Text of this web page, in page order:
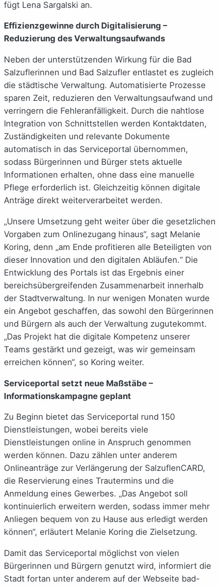
fügt Lena Sargalski an.
Effizienzgewinne durch Digitalisierung –
Reduzierung des Verwaltungsaufwands
Neben der unterstützenden Wirkung für die Bad
Salzuflerinnen und Bad Salzufler entlastet es zugleich
die städtische Verwaltung. Automatisierte Prozesse
sparen Zeit, reduzieren den Verwaltungsaufwand und
verringern die Fehleranfälligkeit. Durch die nahtlose
Integration von Schnittstellen werden Kontaktdaten,
Zuständigkeiten und relevante Dokumente
automatisch in das Serviceportal übernommen,
sodass Bürgerinnen und Bürger stets aktuelle
Informationen erhalten, ohne dass eine manuelle
Pflege erforderlich ist. Gleichzeitig können digitale
Anträge direkt weiterverarbeitet werden.
„Unsere Umsetzung geht weiter über die gesetzlichen
Vorgaben zum Onlinezugang hinaus“, sagt Melanie
Koring, denn „am Ende profitieren alle Beteiligten von
dieser Innovation und den digitalen Abläufen.“ Die
Entwicklung des Portals ist das Ergebnis einer
bereichsübergreifenden Zusammenarbeit innerhalb
der Stadtverwaltung. In nur wenigen Monaten wurde
ein Angebot geschaffen, das sowohl den Bürgerinnen
und Bürgern als auch der Verwaltung zugutekommt.
„Das Projekt hat die digitale Kompetenz unserer
Teams gestärkt und gezeigt, was wir gemeinsam
erreichen können“, so Koring weiter.
Serviceportal setzt neue Maßstäbe –
Informationskampagne geplant
Zu Beginn bietet das Serviceportal rund 150
Dienstleistungen, wobei bereits viele
Dienstleistungen online in Anspruch genommen
werden können. Dazu zählen unter anderem
Onlineanträge zur Verlängerung der SalzuflenCARD,
die Reservierung eines Trautermins und die
Anmeldung eines Gewerbes. „Das Angebot soll
kontinuierlich erweitern werden, sodass immer mehr
Anliegen bequem von zu Hause aus erledigt werden
können“, erläutert Melanie Koring die Zielsetzung.
Damit das Serviceportal möglichst von vielen
Bürgerinnen und Bürgern genutzt wird, informiert die
Stadt fortan unter anderem auf der Webseite bad-